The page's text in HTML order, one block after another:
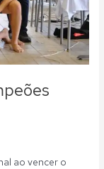
ao vencer o